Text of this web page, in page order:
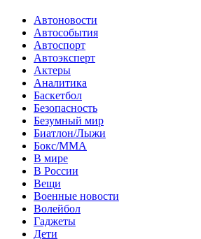
Автоновости
Автособытия
Автоспорт
Автоэксперт
Актеры
Аналитика
Баскетбол
Безопасность
Безумный мир
Биатлон/Лыжи
Бокс/MMA
В мире
В России
Вещи
Военные новости
Волейбол
Гаджеты
Дети